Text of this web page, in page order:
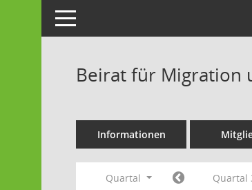
Toggle navigation
Beirat für Migration
Informationen
Quartal Quartal